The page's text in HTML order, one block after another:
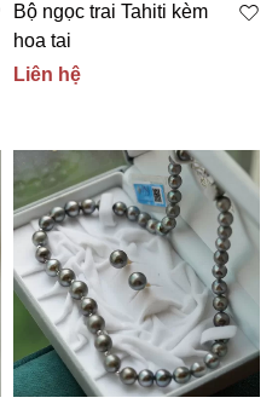
Bộ ngọc trai Tahiti kèm
hoa tai
Liên hệ